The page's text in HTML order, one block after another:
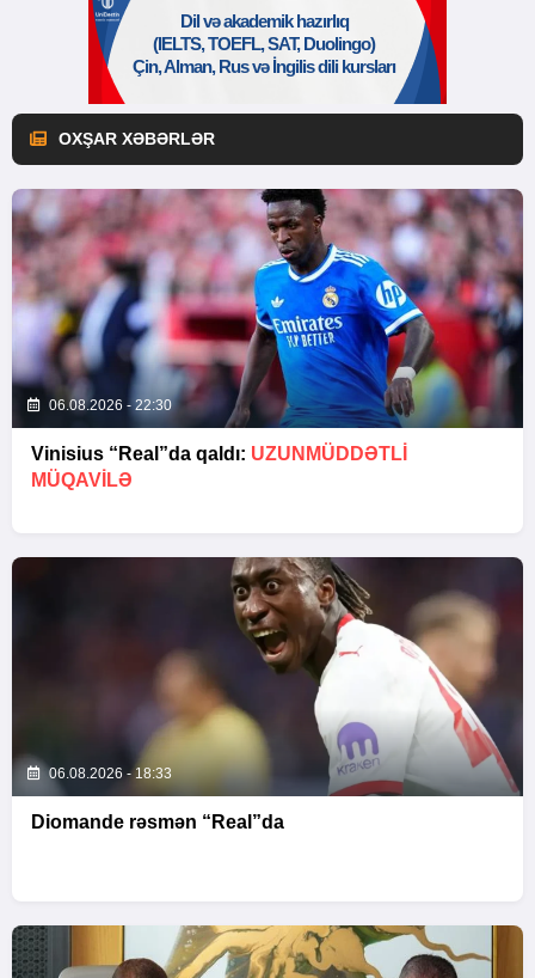
OXŞAR XƏBƏRLƏR
06.08.2026 - 22:30
Vinisius “Real”da qaldı: UZUNMÜDDƏTLİ
MÜQAVİLƏ
06.08.2026 - 18:33
Diomande rəsmən “Real”da